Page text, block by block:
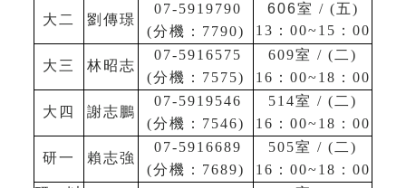
大二 劉傳璟
07-5919790
(分機： 7790)
606室 / (五)
13 ： 00~15 ： 00
大三 林昭志
07-5916575
(分機： 7575)
609室 / ( 二 )
16 ： 00~18 ： 00
大四 謝志鵬
07-5919546
(分機： 7546)
514室 / ( 二 )
16 ： 00~18 ： 00
研一 賴志強
07-5916689
(分機： 7689)
505室 / ( 二 )
16 ： 00~18 ： 00